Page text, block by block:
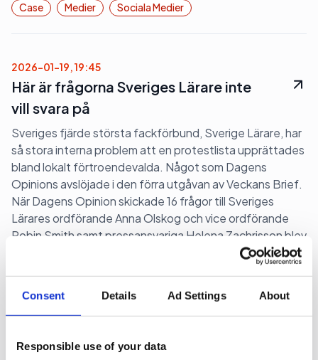
Consent Details Ad Settings About
Responsible use of your data
Case Medier Sociala Medier
2026-01-19, 19:45
Här är frågorna Sveriges Lärare inte
vill svara på
Sveriges fjärde största fackförbund, Sverige Lärare, har
så stora interna problem att en protestlista upprättades
bland lokalt förtroendevalda. Något som Dagens
Opinions avslöjade i den förra utgåvan av Veckans Brief.
När Dagens Opinion skickade 16 frågor till Sveriges
Lärares ordförande Anna Olskog och vice ordförande
Robin Smith samt pressansvariga Helena Zachrisson blev
svaret: Vi avböjer medverkan. Här är frågorna som
Case